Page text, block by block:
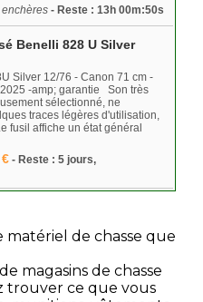
enchères - Reste : 13h 00m:50s
Benelli 828 U Silver
Silver 12/76 - Canon 71 cm -
-amp; garantie Son très
sélectionné, ne
traces légères d'utilisation,
fusil affiche un état général
- Reste : 5 jours,
matériel de chasse que
magasins de chasse
trouver ce que vous